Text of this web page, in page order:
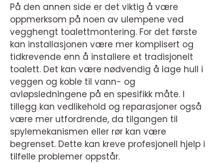
På den annen side er det viktig å være
oppmerksom på noen av ulempene ved
vegghengt toalettmontering. For det første
kan installasjonen være mer komplisert og
tidkrevende enn å installere et tradisjonelt
toalett. Det kan være nødvendig å lage hull i
veggen og koble til vann- og
avløpsledningene på en spesifikk måte. I
tillegg kan vedlikehold og reparasjoner også
være mer utfordrende, da tilgangen til
spylemekanismen eller rør kan være
begrenset. Dette kan kreve profesjonell hjelp i
tilfelle problemer oppstår.